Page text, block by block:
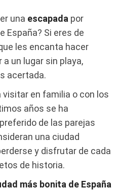
una escapada por
España? Si eres de
les encanta hacer
un lugar sin playa,
acertada.
visitar en familia o con los
años se ha
de las parejas
una ciudad
y disfrutar de cada
de historia.
más bonita de España